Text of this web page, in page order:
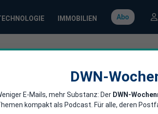
IMMOBILIEN Abo
DWN-
E-Mails, mehr Substanz: Der DWN-
kompakt als Podcast. Für alle, deren